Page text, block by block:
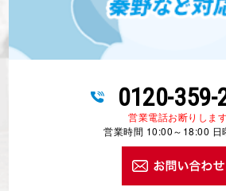
0120-359-
営業電話お断りしま
営業時間 10:00～18:00 日